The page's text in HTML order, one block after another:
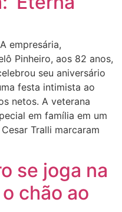
empresária,
Pinheiro, aos 82 anos,
seu aniversário
festa intimista ao
netos. A veterana
em família em um
Tralli marcaram
se joga na
chão ao